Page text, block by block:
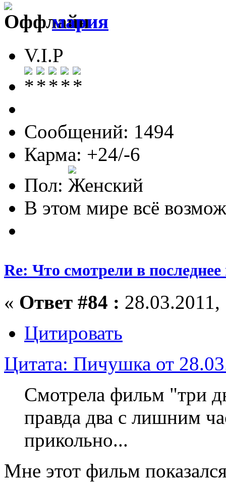
мария
V.I.P
Сообщений: 1494
Карма: +24/-6
Пол:
В этом мире всё
Re: Что смотрели в
« Ответ #84 :
Цитировать
Цитата: Пичушка от
Смотрела фильм "три
правда два с лишним
прикольно...
Мне этот фильм